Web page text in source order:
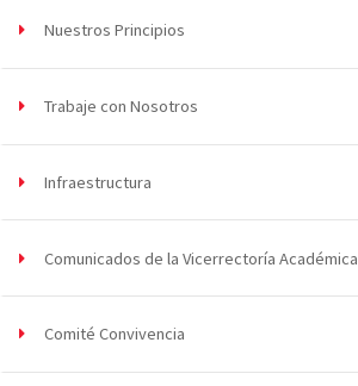
Nuestros Principios
Trabaje con Nosotros
Infraestructura
Comunicados de la Vicerrectoría Académica
Comité Convivencia